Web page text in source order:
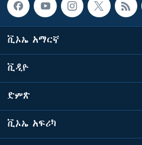
ቪኦኤ አማርኛ
ቪዲዮ
ድምጽ
ቪኦኤ አፍሪካ